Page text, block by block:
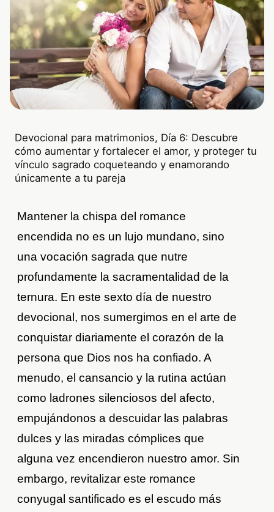
Devocional para matrimonios, Día 6: Descubre
cómo aumentar y fortalecer el amor, y proteger tu
vínculo sagrado coqueteando y enamorando
únicamente a tu pareja
Mantener la chispa del romance
encendida no es un lujo mundano, sino
una vocación sagrada que nutre
profundamente la sacramentalidad de la
ternura. En este sexto día de nuestro
devocional, nos sumergimos en el arte de
conquistar diariamente el corazón de la
persona que Dios nos ha confiado. A
menudo, el cansancio y la rutina actúan
como ladrones silenciosos del afecto,
empujándonos a descuidar las palabras
dulces y las miradas cómplices que
alguna vez encendieron nuestro amor. Sin
embargo, revitalizar este romance
conyugal santificado es el escudo más